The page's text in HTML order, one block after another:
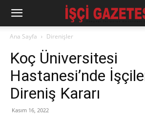
Ana Sayfa Direnişler
Koç Üniversitesi
Hastanesi’nde
Direniş Kararı
Kasım 16, 2022